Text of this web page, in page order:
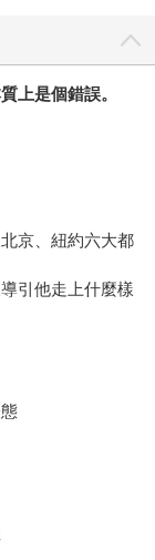
上是個錯誤。
京、紐約六大都
引他走上什麼樣